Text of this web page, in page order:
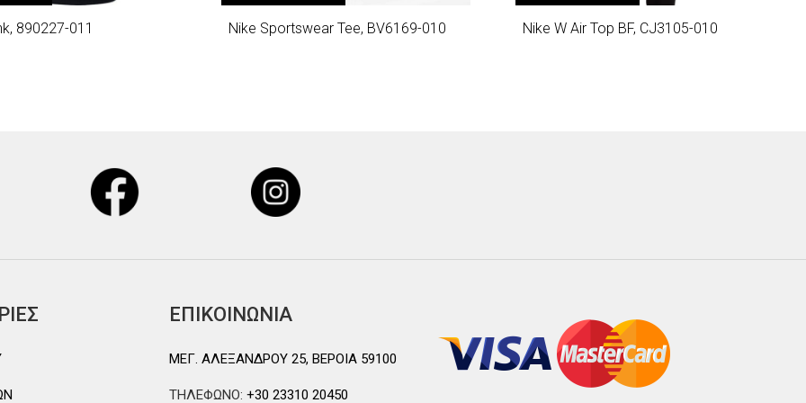
890227-011 Nike Sportswear Tee, BV6169-010 Nike W Air Top BF, CJ3105-010
ΕΠΙΚΟΙΝΩΝΙΑ
ΜΕΓ. ΑΛΕΞΑΝΔΡΟΥ 25, ΒΕΡΟΙΑ 59100
ΤΗΛΕΦΩΝΟ: +30 23310 20450